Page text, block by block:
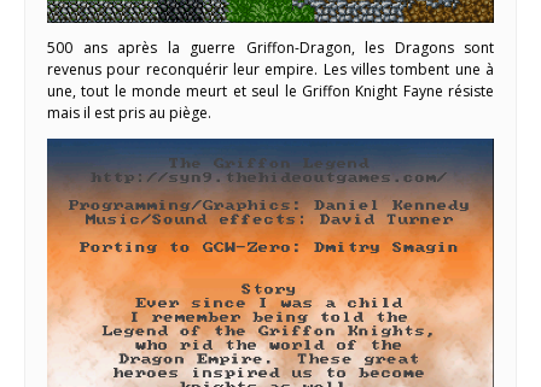
500 ans après la guerre Griffon-Dragon, les Dragons sont
revenus pour reconquérir leur empire. Les villes tombent une à
une, tout le monde meurt et seul le Griffon Knight Fayne résiste
mais il est pris au piège.